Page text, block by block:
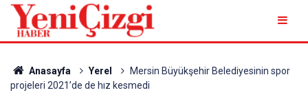
Anasayfa Yerel
Mersin Büyükşehir Belediyesinin spor
projeleri 2021’de de hız kesmedi